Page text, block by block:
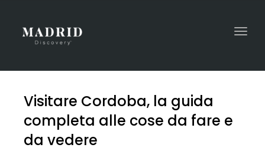
Visitare Cordoba, la guida
completa alle cose da fare e
da vedere